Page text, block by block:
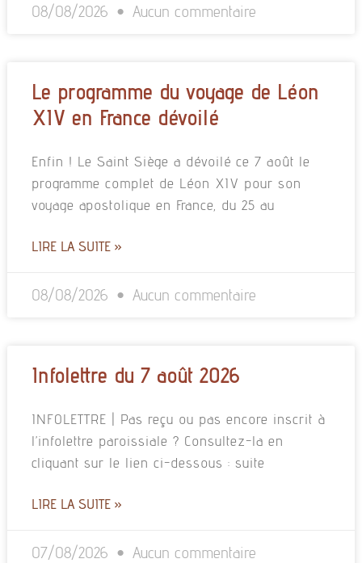
08/08/2026 Aucun commentaire
Le programme du voyage de Léon
XIV en France dévoilé
Enfin ! Le Saint Siège a dévoilé ce 7 août le
programme complet de Léon XIV pour son
voyage apostolique en France, du 25 au
LIRE LA SUITE »
08/08/2026 Aucun commentaire
Infolettre du 7 août 2026
INFOLETTRE | Pas reçu ou pas encore inscrit à
l’infolettre paroissiale ? Consultez-la en
cliquant sur le lien ci-dessous : suite
LIRE LA SUITE »
07/08/2026 Aucun commentaire